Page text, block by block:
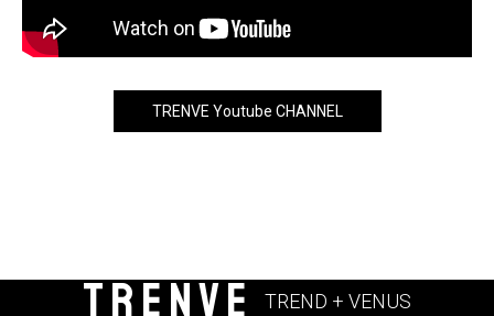
TRENVE Youtube CHANNEL
TRENVE TREND + VENUS